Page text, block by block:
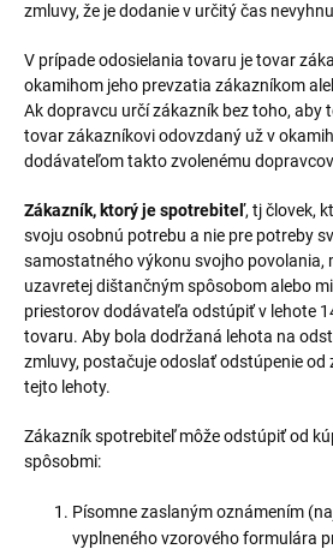
zmluvy, že je dodanie v určitý čas
V prípade odosielania tovaru je tovar
okamihom jeho prevzatia zákazníkom
Ak dopravcu určí zákazník bez toho, aby
tovar zákazníkovi odovzdaný už v
dodávateľom takto zvolenému
Zákazník, ktorý je spotrebiteľ, tj človek,
svoju osobnú potrebu a nie pre potreby
samostatného výkonu svojho povolania,
uzavretej dištančným spôsobom alebo
priestorov dodávateľa odstúpiť v lehote
tovaru. Aby bola dodržaná lehota na
zmluvy, postačuje odoslať odstúpenie
tejto lehoty.
Zákazník spotrebiteľ môže odstúpiť od
spôsobmi:
Písomne zaslaným oznámením
vyplneného vzorového formulára